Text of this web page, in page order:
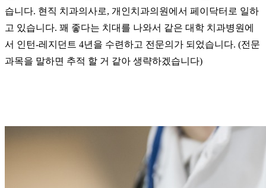
습니다. 현직 치과의사로, 개인치과의원에서 페이닥터로 일하
고 있습니다. 꽤 좋다는 치대를 나와서 같은 대학 치과병원에
서 인턴-레지던트 4년을 수련하고 전문의가 되었습니다. (전문
과목을 말하면 추적 할 거 같아 생략하겠습니다)